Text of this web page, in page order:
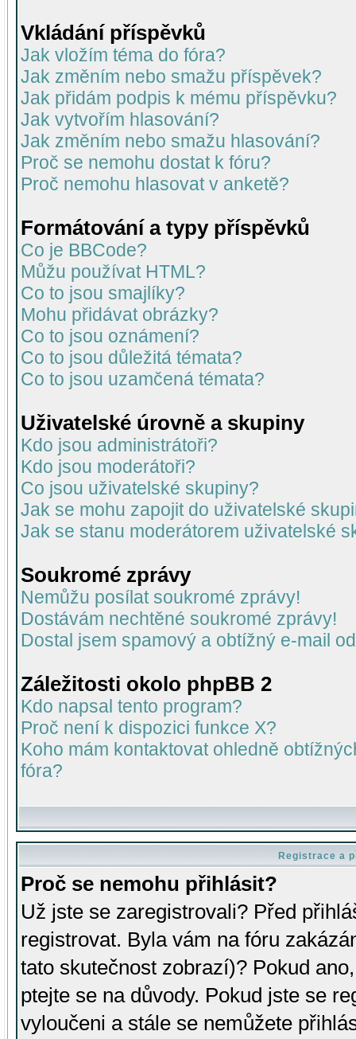
Vkládání příspěvků
Jak vložím téma do fóra?
Jak změním nebo smažu příspěvek?
Jak přidám podpis k mému příspěvku?
Jak vytvořím hlasování?
Jak změním nebo smažu hlasování?
Proč se nemohu dostat k fóru?
Proč nemohu hlasovat v anketě?
Formátování a typy příspěvků
Co je BBCode?
Můžu používat HTML?
Co to jsou smajlíky?
Mohu přidávat obrázky?
Co to jsou oznámení?
Co to jsou důležitá témata?
Co to jsou uzamčená témata?
Uživatelské úrovně a skupiny
Kdo jsou administrátoři?
Kdo jsou moderátoři?
Co jsou uživatelské skupiny?
Jak se mohu zapojit do uživatelské
Jak se stanu moderátorem uživatelské
Soukromé zprávy
Nemůžu posílat soukromé zprávy!
Dostávám nechtěné soukromé zprávy!
Dostal jsem spamový a obtížný e-mail
Záležitosti okolo phpBB 2
Kdo napsal tento program?
Proč není k dispozici funkce X?
Koho mám kontaktovat ohledně
fóra?
Registrace a
Proč se nemohu přihlásit?
Už jste se zaregistrovali? Před
registrovat. Byla vám na fóru
tato skutečnost zobrazí)? Pokud
ptejte se na důvody. Pokud jste se
vyloučeni a stále se nemůžete